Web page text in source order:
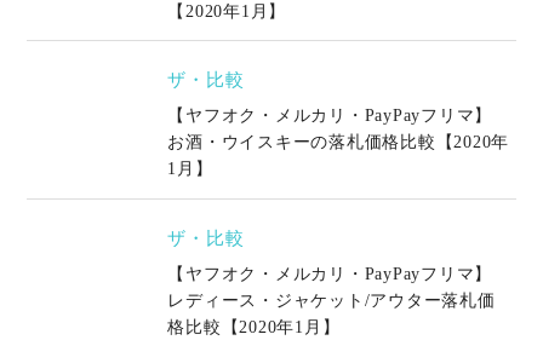
【2020年1月】
ザ・比較
【ヤフオク・メルカリ・PayPayフリマ】
お酒・ウイスキーの落札価格比較【2020年
1月】
ザ・比較
【ヤフオク・メルカリ・PayPayフリマ】
レディース・ジャケット/アウター落札価
格比較【2020年1月】